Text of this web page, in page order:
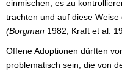
einmischen, es zu
trachten und auf diese
(Borgman 1982; Kraft et al.
Offene Adoptionen dürften
problematisch sein, die von